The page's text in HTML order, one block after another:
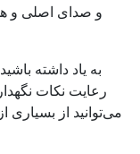
و صدای اصلی و
به یاد داشته
رعایت نکات
می‌توانید از